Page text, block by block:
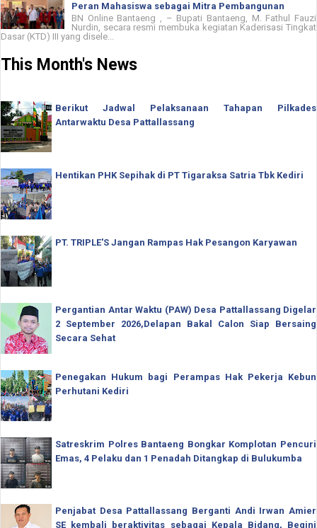
Peran Mahasiswa sebagai Mitra Pembangunan
BN Online Bantaeng , – Bupati Bantaeng, M. Fathul Fauzi
Nurdin, secara resmi membuka kegiatan Kaderisasi Tingkat
Dasar (KTD) III yang disele...
This Month's News
Berikut Jadwal Pelaksanaan Tahapan Pilkades
Antarwaktu Desa Pattallassang
Hentikan PHK Sepihak di PT Tigaraksa Satria Tbk Kediri
PT. TRIPLE'S Jangan Rampas Hak Pesangon Karyawan
Pergantian Antar Waktu (PAW) Desa Pattallassang Digelar
2 September 2026,Delapan Bakal Calon Siap Bersaing
Secara Sehat
Penegakan Hukum bagi Perampas Hak Pekerja Kebun
Perhutani Kediri
Satreskrim Polres Bantaeng Bongkar Komplotan Pencuri
Emas, 4 Pelaku dan 1 Penadah Ditangkap di Bulukumba
Penjabat Desa Pattallassang Berganti Andi Irwan Amier
SE kembali beraktivitas sebagai Kepala Bidang, Begini